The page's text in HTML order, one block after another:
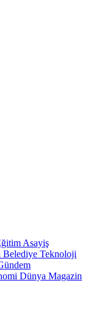
Asayiş
Belediye Teknoloji
Dünya Magazin